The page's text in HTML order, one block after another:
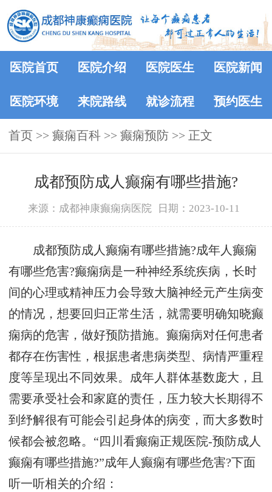
医院首页 医院介绍 医院医生 医院新闻
医院环境 来院路线 就诊流程 预约医生
首页 >> 癫痫百科 >> 癫痫预防 >> 正文
成都预防成人癫痫有哪些措施?
来源：成都神康癫痫病医院 日期：2023-10-11
成都预防成人癫痫有哪些措施?成年人癫痫
有哪些危害?癫痫病是一种神经系统疾病，长时
间的心理或精神压力会导致大脑神经元产生病变
的情况，想要回归正常生活，就需要明确知晓癫
痫病的危害，做好预防措施。癫痫病对任何患者
都存在伤害性，根据患者患病类型、病情严重程
度等呈现出不同效果。成年人群体基数庞大，且
需要承受社会和家庭的责任，压力较大长期得不
到纾解很有可能会引起身体的病变，而大多数时
候都会被忽略。“四川看癫痫正规医院-预防成人
癫痫有哪些措施?”成年人癫痫有哪些危害?下面
听一听相关的介绍：